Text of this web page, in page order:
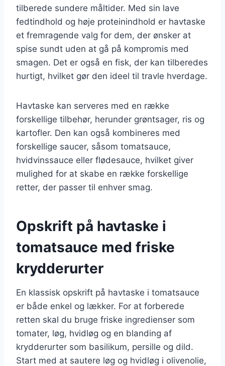
tilberede sundere måltider. Med sin lave
fedtindhold og høje proteinindhold er havtaske
et fremragende valg for dem, der ønsker at
spise sundt uden at gå på kompromis med
smagen. Det er også en fisk, der kan tilberedes
hurtigt, hvilket gør den ideel til travle hverdage.
Havtaske kan serveres med en række
forskellige tilbehør, herunder grøntsager, ris og
kartofler. Den kan også kombineres med
forskellige saucer, såsom tomatsauce,
hvidvinssauce eller flødesauce, hvilket giver
mulighed for at skabe en række forskellige
retter, der passer til enhver smag.
Opskrift på havtaske i
tomatsauce med friske
krydderurter
En klassisk opskrift på havtaske i tomatsauce
er både enkel og lækker. For at forberede
retten skal du bruge friske ingredienser som
tomater, løg, hvidløg og en blanding af
krydderurter som basilikum, persille og dild.
Start med at sautere løg og hvidløg i olivenolie,